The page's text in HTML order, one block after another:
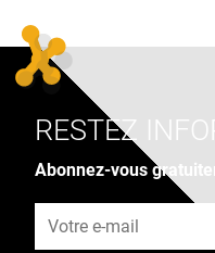
RESTEZ
Abonnez-vous